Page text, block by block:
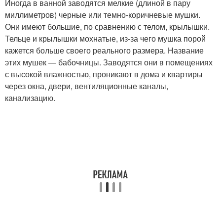
Иногда в ванной заводятся мелкие (длиной в пару
миллиметров) черные или темно-коричневые мушки.
Они имеют большие, по сравнению с телом, крылышки.
Тельце и крылышки мохнатые, из-за чего мушка порой
кажется больше своего реального размера. Название
этих мушек — бабочницы. Заводятся они в помещениях
с высокой влажностью, проникают в дома и квартиры
через окна, двери, вентиляционные каналы,
канализацию.